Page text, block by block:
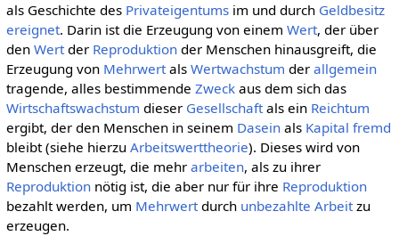
als Geschichte des Privateigentumsim und durch Geldbesitz
ereignet. Darin ist die Erzeugung von einem Wert, der über
den Wertder Reproduktionder Menschen hinausgreift, die
Erzeugung von Mehrwertals Wertwachstum der allgemein
tragende, alles bestimmende Zweckaus dem sich das
Wirtschaftswachstum dieser Gesellschaftals ein Reichtum
ergibt, der den Menschen in seinem Daseinals Kapital fremd
bleibt (siehe hierzu Arbeitswerttheorie). Dieses wird von
Menschen erzeugt, die mehr arbeiten, als zu ihrer
Reproduktionnötig ist, die aber nur für ihre Reproduktion
bezahlt werden, um Mehrwertdurch unbezahlte Arbeitzu
erzeugen.